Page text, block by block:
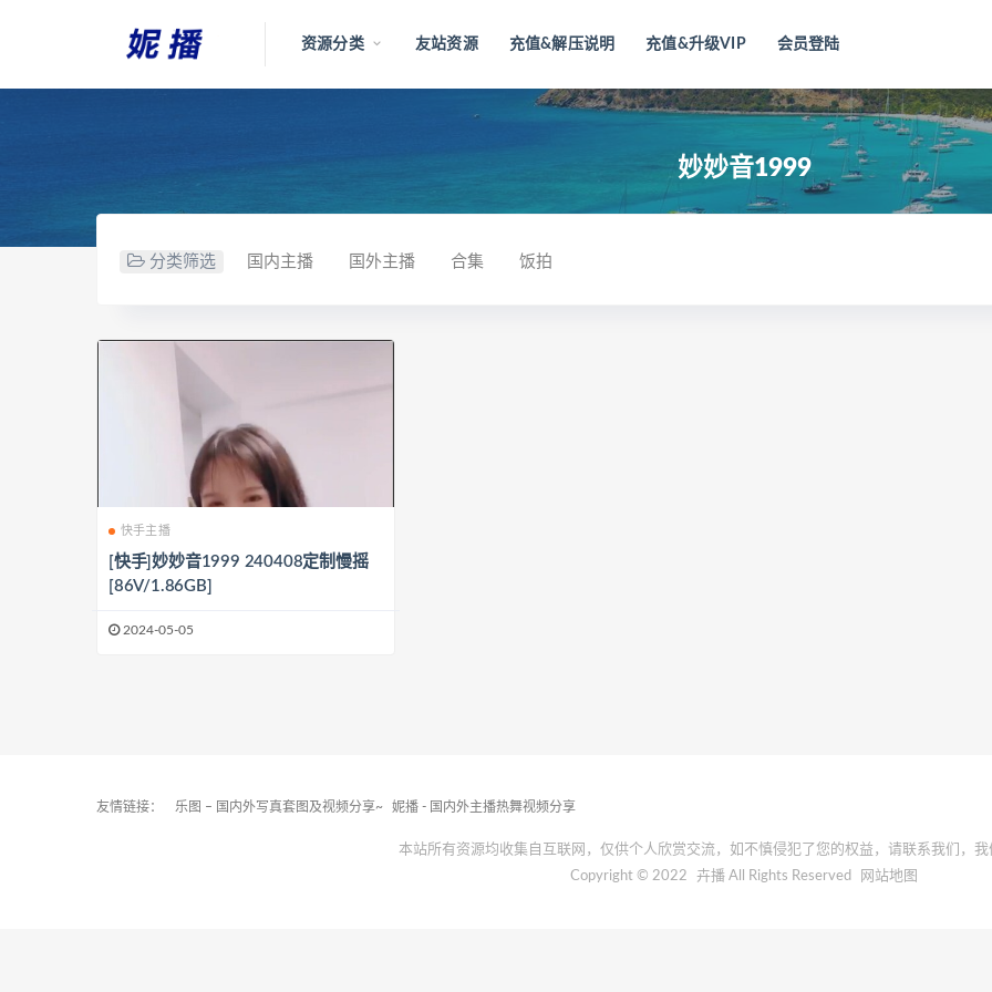
资源分类 友站资源 充值&解压说明 充值&升级VIP 会员登陆
妙妙音1999
分类筛选 国内主播 国外主播 合集 饭拍
快手主播
[快手]妙妙音1999 240408定制慢摇
[86V/1.86GB]
2024-05-05
友情链接： 乐图 – 国内外写真套图及视频分享~ 妮播 - 国内外主播热舞视频分享
本站所有资源均收集自互联网，仅供个人欣赏交流，如不慎侵犯了您的权益，请联系我们，我
Copyright © 2022
卉播 All Rights Reserved 网站地图